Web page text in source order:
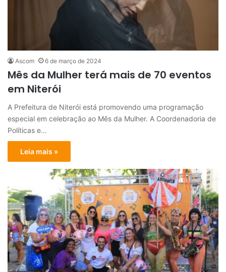
Ascom 6 de março de 2024
Mês da Mulher terá mais de 70 eventos
em Niterói
A Prefeitura de Niterói está promovendo uma programação
especial em celebração ao Mês da Mulher. A Coordenadoria de
Políticas e…
Leia mais »